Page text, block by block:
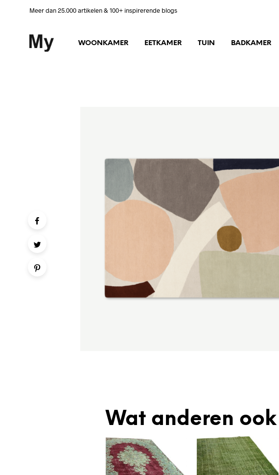
Meer dan 25.000 artikelen & 100+ inspirerende blogs
WOONKAMER EETKAMER TUIN BADKAMER
Wat anderen